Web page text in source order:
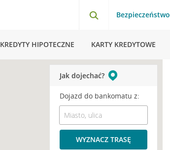
Bezpieczeństwo
KREDYTY HIPOTECZNE KARTY KREDYTOWE
Jak dojechać?
Dojazd do bankomatu z:
WYZNACZ TRASĘ